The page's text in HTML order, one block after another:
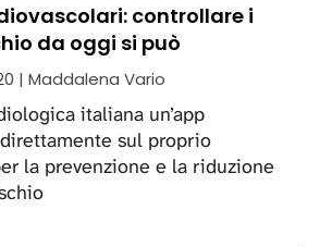
controllare i
da oggi si può
| Maddalena Vario
italiana un’app
sul proprio
la prevenzione e la riduzione